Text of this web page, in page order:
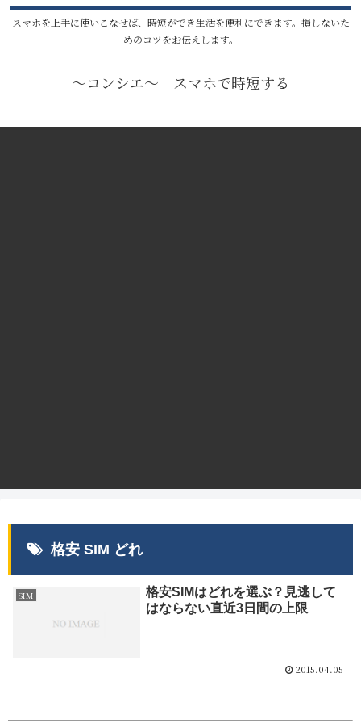
スマホを上手に使いこなせば、時短ができ生活を便利にできます。損しないた
めのコツをお伝えします。
〜コンシエ〜 スマホで時短する
格安 SIM どれ
SIM
格安SIMはどれを選ぶ？見逃して
はならない直近3日間の上限
2015.04.05